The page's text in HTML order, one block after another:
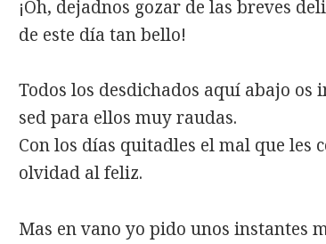
¡Oh, dejadnos gozar de las breves
de este día tan bello!
Todos los desdichados aquí abajo os
sed para ellos muy raudas.
Con los días quitadles el mal que les
olvidad al feliz.
Mas en vano yo pido unos instantes